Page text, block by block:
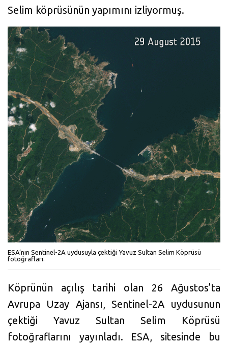
Selim köprüsünün yapımını izliyormuş.
ESA’nın Sentinel-2A uydusuyla çektiği Yavuz Sultan Selim Köprüsü
fotoğrafları.
Köprünün açılış tarihi olan 26 Ağustos’ta
Avrupa Uzay Ajansı, Sentinel-2A uydusunun
çektiği Yavuz Sultan Selim Köprüsü
fotoğraflarını yayınladı. ESA, sitesinde bu